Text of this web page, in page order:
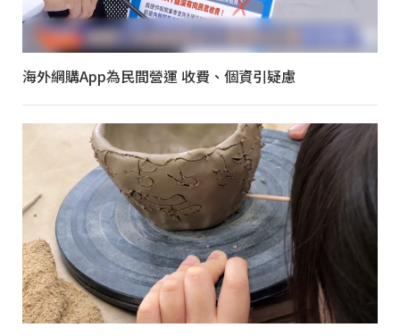
海外網購App為民間營運 收費、個資引疑慮